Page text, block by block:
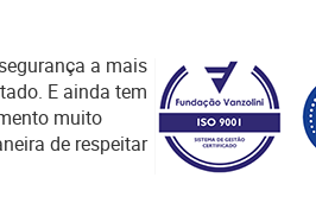
a mais
E ainda tem
muito
de respeitar